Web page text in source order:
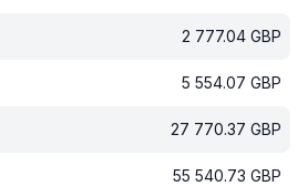
2 777.04 GBP
5 554.07 GBP
27 770.37 GBP
55 540.73 GBP